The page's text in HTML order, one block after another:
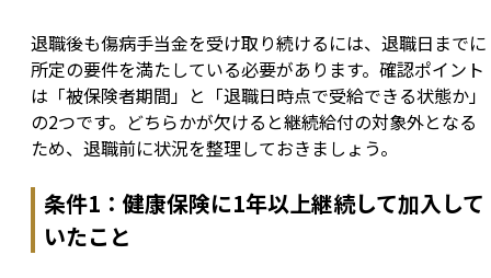
退職後も傷病手当金を受け取り続けるには、退職日までに
所定の要件を満たしている必要があります。確認ポイント
は「被保険者期間」と「退職日時点で受給できる状態か」
の2つです。どちらかが欠けると継続給付の対象外となる
ため、退職前に状況を整理しておきましょう。
条件1：健康保険に1年以上継続して加入して
いたこと